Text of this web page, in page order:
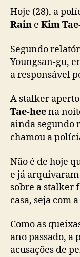
Hoje (28), a
Rain e Kim
Segundo
Youngsan-gu,
a responsável
A stalker
Tae-heena
ainda segundo
chamou a
Não é de hoje
e já
sobre a stalker
casa, seja com
Como as
ano passado,
acusações de